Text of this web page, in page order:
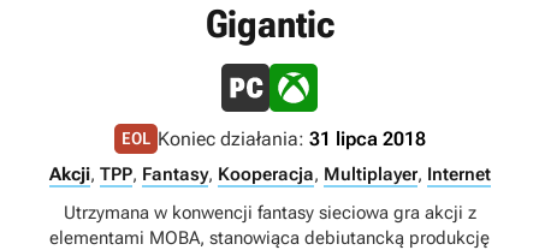
Gigantic
EOL Koniec działania: 31 lipca 2018
Akcji, TPP, Fantasy, Kooperacja, Multiplayer, Internet
Utrzymana w konwencji fantasy sieciowa gra akcji z
elementami MOBA, stanowiąca debiutancką produkcję